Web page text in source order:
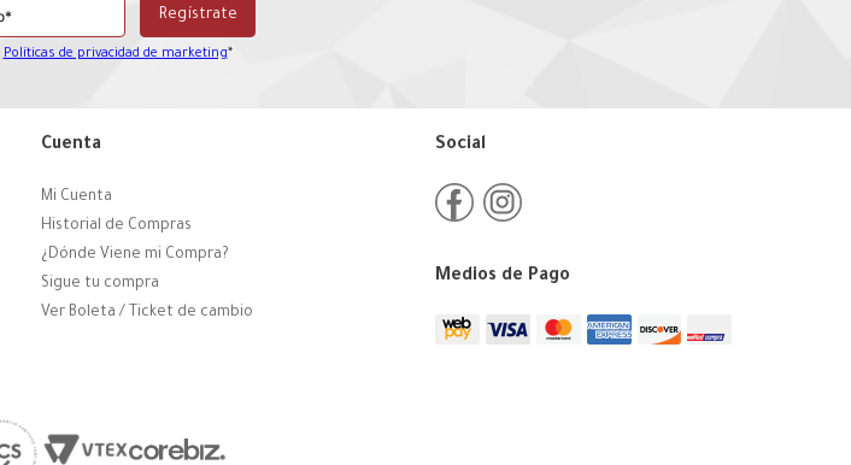
Políticas de privacidad de marketing*
Cuenta
Mi Cuenta
Historial de Compras
¿Dónde Viene mi Compra?
Sigue tu compra
Ver Boleta / Ticket de cambio
Social
Medios de Pago